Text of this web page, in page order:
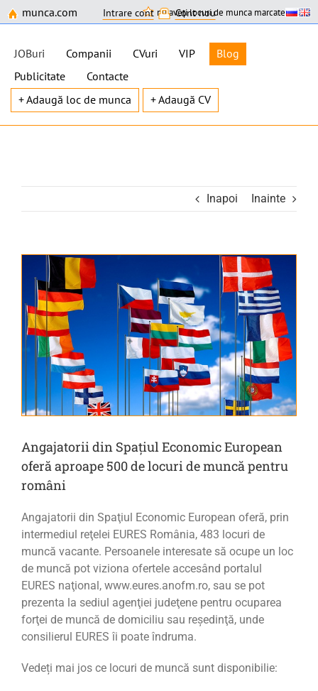
munca.com Intrare cont Cont nou
nu aveți locuri de munca marcate
JOBuri Companii CVuri VIP
Blog
Publicitate
Contacte
+ Adaugă loc de munca
+ Adaugă CV
content
Inapoi Inainte
Larger
Image
Angajatorii din Spaţiul Economic European
oferă aproape 500 de locuri de muncă pentru
români
Angajatorii din Spaţiul Economic European oferă, prin
intermediul reţelei EURES România, 483 locuri de
muncă vacante. Persoanele interesate să ocupe un loc
de muncă pot viziona ofertele accesând portalul
EURES naţional, www.eures.anofm.ro, sau se pot
prezenta la sediul agenţiei judeţene pentru ocuparea
forţei de muncă de domiciliu sau reşedinţă, unde
consilierul EURES îi poate îndruma.
Vedeți mai jos ce locuri de muncă sunt disponibilie: